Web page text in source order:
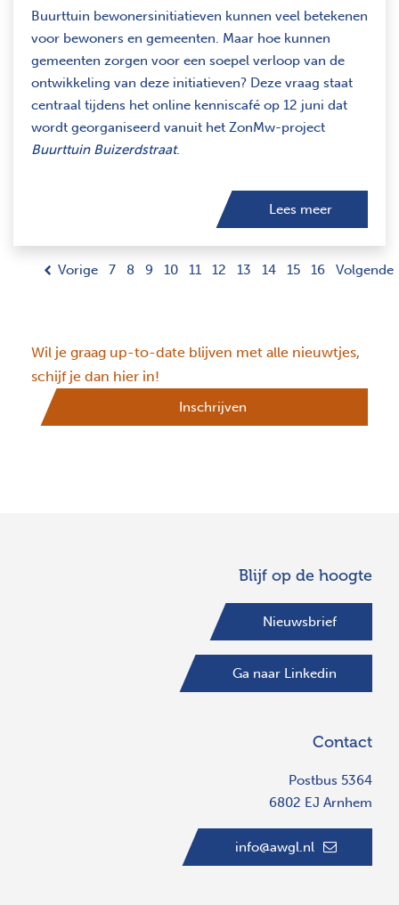
Buurttuin bewonersinitiatieven kunnen veel betekenen
voor bewoners en gemeenten. Maar hoe kunnen
gemeenten zorgen voor een soepel verloop van de
ontwikkeling van deze initiatieven? Deze vraag staat
centraal tijdens het online kenniscafé op 12 juni dat
wordt georganiseerd vanuit het ZonMw-project
Buurttuin Buizerdstraat.
Lees meer
Vorige 7 8 9 10 11 12 13 14 15 16 Volgende
Wil je graag up-to-date blijven met alle nieuwtjes,
schijf je dan hier in!
Inschrijven
Blijf op de hoogte
Nieuwsbrief
Ga naar Linkedin
Contact
Postbus 5364
6802 EJ Arnhem
info@awgl.nl